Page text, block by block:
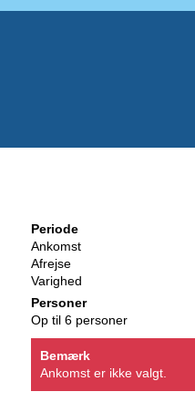
Periode
Ankomst
Afrejse
Varighed
Personer
Op til 6 personer
Bemærk
Ankomst er ikke valgt.